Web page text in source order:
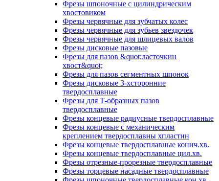
Фрезы шпоночные с цилиндрическим
хвостовиком
Фрезы червячные для зубчатых колес
Фрезы червячные для зубьев звездочек
Фрезы червячные для шлицевых валов
Фрезы дисковые пазовые
Фрезы для пазов &quot;ласточкин
хвост&quot;
Фрезы для пазов сегментных шпонок
Фрезы дисковые 3-хсторонние
твердосплавные
Фрезы для Т-образных пазов
твердосплавные
Фрезы концевые радиусные твердосплавные
Фрезы концевые с механическим
креплением твердосплавны хпластин
Фрезы концевые твердосплавные конич.хв.
Фрезы концевые твердосплавные цил.хв.
Фрезы отрезные-прорезные твердосплавные
Фрезы торцевые насадные твердосплавные